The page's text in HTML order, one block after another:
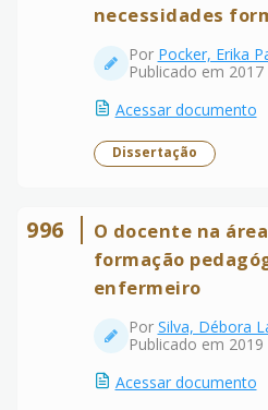
necessidades
Por Pocker, Erika
Publicado em 2017
Acessar documento
Dissertação
996
O docente na
formação
enfermeiro
Por Silva, Débora
Publicado em 2019
Acessar documento